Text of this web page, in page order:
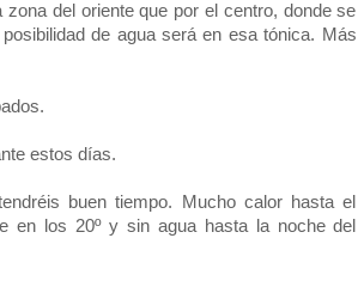
del oriente que por el centro, donde se
de agua será en esa tónica. Más
estos días.
buen tiempo. Mucho calor hasta el
en los 20º y sin agua hasta la noche del